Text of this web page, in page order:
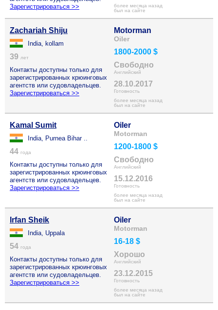
Зарегистрироваться >>
более месяца назад
был на сайте
Zachariah Shiju
India, kollam
39 лет
Контакты доступны только для
зарегистрированных крюинговых
агентств или судовладельцев.
Зарегистрироваться >>
Motorman
Oiler
1800-2000 $
Свободно
Английский
28.10.2017
Готовность
более месяца назад
был на сайте
Kamal Sumit
India, Purnea Bihar ..
44 года
Контакты доступны только для
зарегистрированных крюинговых
агентств или судовладельцев.
Зарегистрироваться >>
Oiler
Motorman
1200-1800 $
Свободно
Английский
15.12.2016
Готовность
более месяца назад
был на сайте
Irfan Sheik
India, Uppala
54 года
Контакты доступны только для
зарегистрированных крюинговых
агентств или судовладельцев.
Зарегистрироваться >>
Oiler
Motorman
16-18 $
Хорошо
Английский
23.12.2015
Готовность
более месяца назад
был на сайте